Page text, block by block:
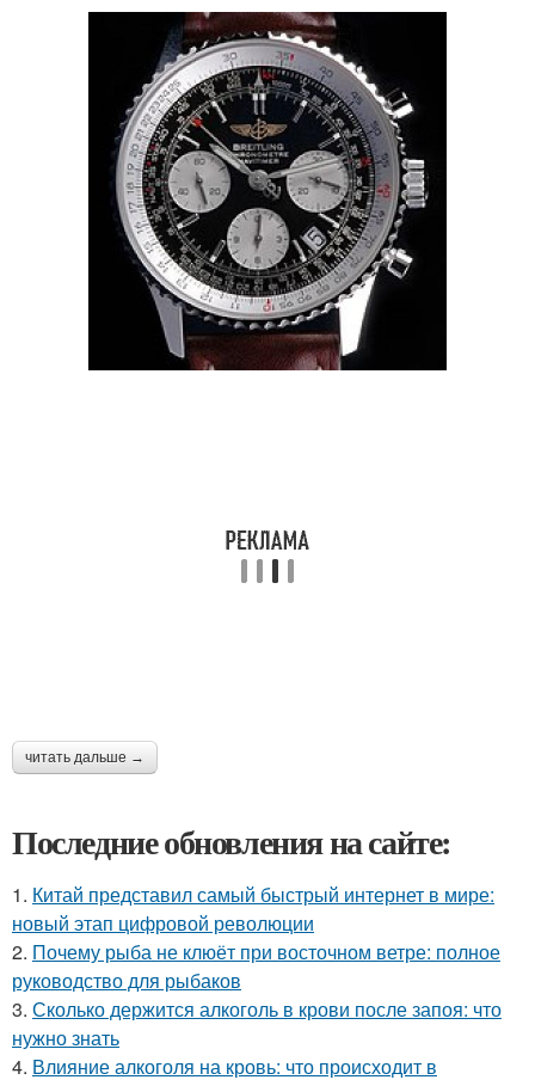
читать дальше →
Последние обновления на сайте:
1. Китай представил самый быстрый интернет в мире:
новый этап цифровой революции
2. Почему рыба не клюёт при восточном ветре: полное
руководство для рыбаков
3. Сколько держится алкоголь в крови после запоя: что
нужно знать
4. Влияние алкоголя на кровь: что происходит в